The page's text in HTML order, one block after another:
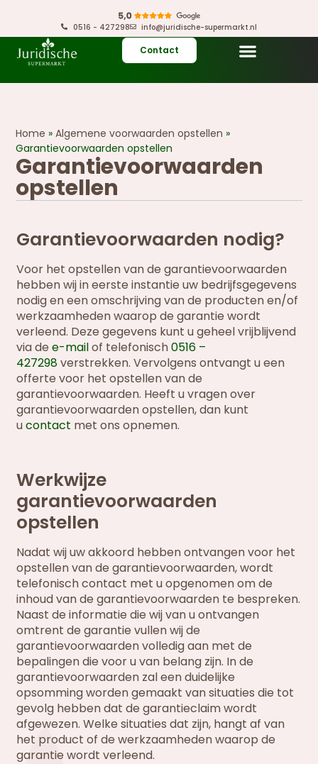
0516 - 427298 info@juridische-supermarkt.nl
Contact
Garantievoorwaarden
opstellen
Home »Algemene voorwaarden opstellen »
Garantievoorwaarden opstellen
Garantievoorwaarden nodig?
Voor het opstellen van de garantievoorwaarden
hebben wij in eerste instantie uw bedrijfsgegevens
nodig en een omschrijving van de producten en/of
werkzaamheden waarop de garantie wordt
verleend. Deze gegevens kunt u geheel vrijblijvend
via dee-mailof telefonisch0516 –
427298verstrekken. Vervolgens ontvangt u een
offerte voor het opstellen van de
garantievoorwaarden. Heeft u vragen over
garantievoorwaarden opstellen, dan kunt
ucontact met ons opnemen.
Werkwijze
garantievoorwaarden
opstellen
Nadat wij uw akkoord hebben ontvangen voor het
opstellen van de garantievoorwaarden, wordt
telefonisch contact met u opgenomen om de
inhoud van de garantievoorwaarden te bespreken.
Naast de informatie die wij van u ontvangen
omtrent de garantie vullen wij de
garantievoorwaarden volledig aan met de
bepalingen die voor u van belang zijn. In de
garantievoorwaarden zal een duidelijke
opsomming worden gemaakt van situaties die tot
gevolg hebben dat de garantieclaim wordt
afgewezen. Welke situaties dat zijn, hangt af van
het product of de werkzaamheden waarop de
garantie wordt verleend.